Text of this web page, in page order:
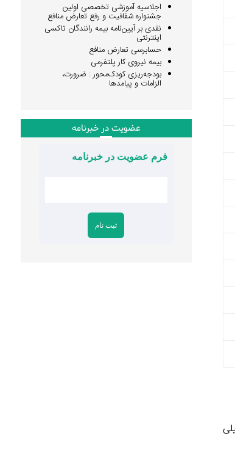
اجلاسیه آموزشی تخصصی اولین
جشنواره شفافیت و رفع تعارض منافع
نقدی بر آیین‌نامه بیمه رانندگان تاکسی
اینترنتی
حسابرسی تعارض منافع
بیمه نیروی کار پلتفرمی
بودجه‌ریزی کودک‌محور : ضرورت،
الزامات و پیامدها
عضویت در خبرنامه
فرم عضویت در خبرنامه